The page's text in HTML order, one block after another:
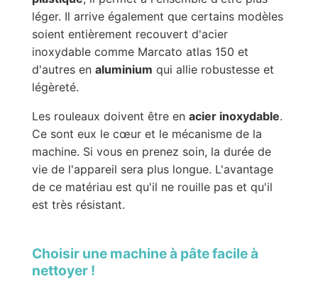
léger. Il arrive également que certains modèles
soient entièrement recouvert d'acier
inoxydable comme Marcato atlas 150 et
d'autres en aluminium qui allie robustesse et
légèreté.
Les rouleaux doivent être en acier inoxydable.
Ce sont eux le cœur et le mécanisme de la
machine. Si vous en prenez soin, la durée de
vie de l'appareil sera plus longue. L'avantage
de ce matériau est qu'il ne rouille pas et qu'il
est très résistant.
Choisir une machine à pâte facile à
nettoyer !